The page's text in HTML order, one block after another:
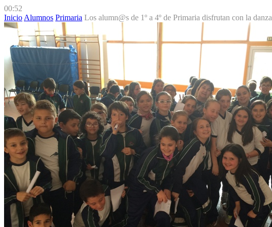
00:52
Inicio Alumnos Primaria Los alumn@s de 1º a 4º de Primaria disfrutan con la danza